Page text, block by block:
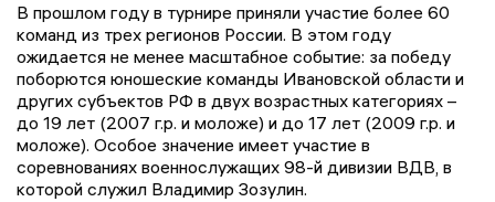
В прошлом году в турнире приняли участие более 60
команд из трех регионов России. В этом году
ожидается не менее масштабное событие: за победу
поборются юношеские команды Ивановской области и
других субъектов РФ в двух возрастных категориях –
до 19 лет (2007 г.р. и моложе) и до 17 лет (2009 г.р. и
моложе). Особое значение имеет участие в
соревнованиях военнослужащих 98-й дивизии ВДВ, в
которой служил Владимир Зозулин.